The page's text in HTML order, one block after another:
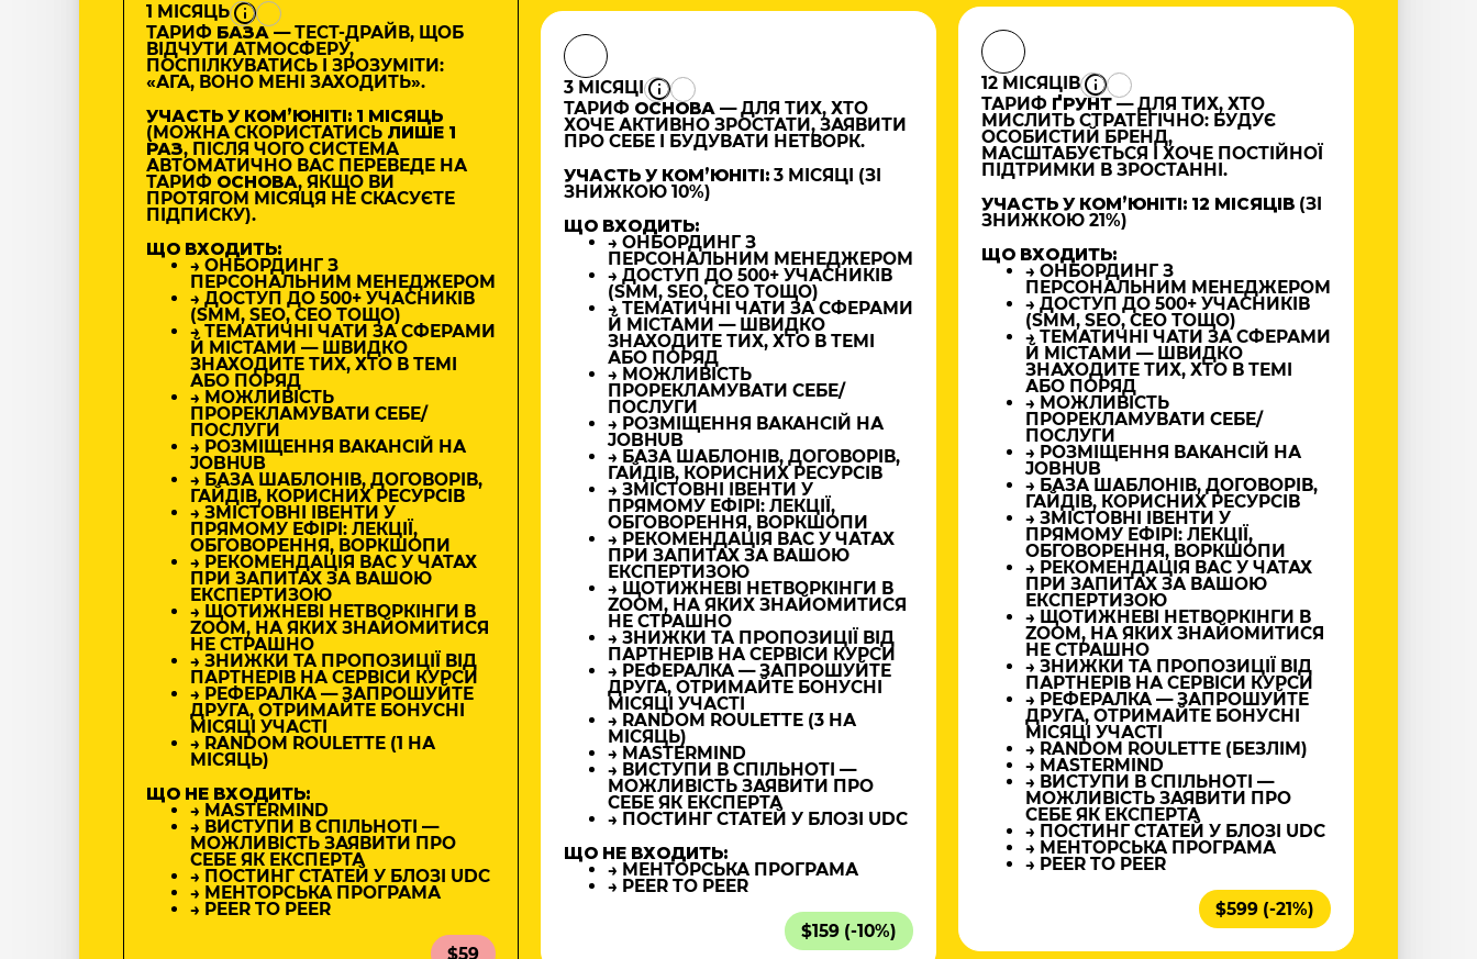
1 МІСЯЦЬ
ТАРИФ БАЗА— ТЕСТ-ДРАЙВ, ЩОБ
ВІДЧУТИ АТМОСФЕРУ,
ПОСПІЛКУВАТИСЬ І ЗРОЗУМІТИ:
«АГА, ВОНО МЕНІ ЗАХОДИТЬ».
УЧАСТЬ У КОМʼЮНІТІ: 1 МІСЯЦЬ
(МОЖНА СКОРИСТАТИСЬ ЛИШЕ 1
РАЗ, ПІСЛЯ ЧОГО СИСТЕМА
АВТОМАТИЧНО ВАС ПЕРЕВЕДЕ НА
ТАРИФ ОСНОВА, ЯКЩО ВИ
ПРОТЯГОМ МІСЯЦЯ НЕ СКАСУЄТЕ
ПІДПИСКУ).
ЩО ВХОДИТЬ:
→ ОНБОРДИНГ З
ПЕРСОНАЛЬНИМ МЕНЕДЖЕРОМ
→ ДОСТУП ДО 500+ УЧАСНИКІВ
(SMM, SEO, CEO ТОЩО)
→ ТЕМАТИЧНІ ЧАТИ ЗА СФЕРАМИ
Й МІСТАМИ — ШВИДКО
ЗНАХОДИТЕ ТИХ, ХТО В ТЕМІ
АБО ПОРЯД
→ МОЖЛИВІСТЬ
ПРОРЕКЛАМУВАТИ СЕБЕ/
ПОСЛУГИ
→ РОЗМІЩЕННЯ ВАКАНСІЙ НА
JOBHUB
→ БАЗА ШАБЛОНІВ, ДОГОВОРІВ,
ГАЙДІВ, КОРИСНИХ РЕСУРСІВ
→ ЗМІСТОВНІ ІВЕНТИ У
ПРЯМОМУ ЕФІРІ: ЛЕКЦІЇ,
ОБГОВОРЕННЯ, ВОРКШОПИ
→ РЕКОМЕНДАЦІЯ ВАС У ЧАТАХ
ПРИ ЗАПИТАХ ЗА ВАШОЮ
ЕКСПЕРТИЗОЮ
→ ЩОТИЖНЕВІ НЕТВОРКІНГИ В
ZOOM, НА ЯКИХ ЗНАЙОМИТИСЯ
НЕ СТРАШНО
→ ЗНИЖКИ ТА ПРОПОЗИЦІЇ ВІД
ПАРТНЕРІВ НА СЕРВІСИ КУРСИ
→ РЕФЕРАЛКА — ЗАПРОШУЙТЕ
ДРУГА, ОТРИМАЙТЕ БОНУСНІ
МІСЯЦІ УЧАСТІ
→ RANDOM ROULETTE (1 НА
МІСЯЦЬ)
ЩО НЕ ВХОДИТЬ:
→ MASTERMIND
→ ВИСТУПИ В СПІЛЬНОТІ —
МОЖЛИВІСТЬ ЗАЯВИТИ ПРО
СЕБЕ ЯК ЕКСПЕРТА
→ ПОСТИНГ СТАТЕЙ У БЛОЗІ UDC
→ МЕНТОРСЬКА ПРОГРАМА
→ PEER TO PEER
$59
3 МІСЯЦІ
ТАРИФ ОСНОВА — ДЛЯ ТИХ, ХТО
ХОЧЕ АКТИВНО ЗРОСТАТИ, ЗАЯВИТИ
ПРО СЕБЕ І БУДУВАТИ НЕТВОРК.
УЧАСТЬ У КОМʼЮНІТІ: 3 МІСЯЦІ (ЗІ
ЗНИЖКОЮ 10%)
ЩО ВХОДИТЬ:
→ ОНБОРДИНГ З
ПЕРСОНАЛЬНИМ МЕНЕДЖЕРОМ
→ ДОСТУП ДО 500+ УЧАСНИКІВ
(SMM, SEO, CEO ТОЩО)
→ ТЕМАТИЧНІ ЧАТИ ЗА СФЕРАМИ
Й МІСТАМИ — ШВИДКО
ЗНАХОДИТЕ ТИХ, ХТО В ТЕМІ
АБО ПОРЯД
→ МОЖЛИВІСТЬ
ПРОРЕКЛАМУВАТИ СЕБЕ/
ПОСЛУГИ
→ РОЗМІЩЕННЯ ВАКАНСІЙ НА
JOBHUB
→ БАЗА ШАБЛОНІВ, ДОГОВОРІВ,
ГАЙДІВ, КОРИСНИХ РЕСУРСІВ
→ ЗМІСТОВНІ ІВЕНТИ У
ПРЯМОМУ ЕФІРІ: ЛЕКЦІЇ,
ОБГОВОРЕННЯ, ВОРКШОПИ
→ РЕКОМЕНДАЦІЯ ВАС У ЧАТАХ
ПРИ ЗАПИТАХ ЗА ВАШОЮ
ЕКСПЕРТИЗОЮ
→ ЩОТИЖНЕВІ НЕТВОРКІНГИ В
ZOOM, НА ЯКИХ ЗНАЙОМИТИСЯ
НЕ СТРАШНО
→ ЗНИЖКИ ТА ПРОПОЗИЦІЇ ВІД
ПАРТНЕРІВ НА СЕРВІСИ КУРСИ
→ РЕФЕРАЛКА — ЗАПРОШУЙТЕ
ДРУГА, ОТРИМАЙТЕ БОНУСНІ
МІСЯЦІ УЧАСТІ
→ RANDOM ROULETTE (3 НА
МІСЯЦЬ)
→ MASTERMIND
→ ВИСТУПИ В СПІЛЬНОТІ —
МОЖЛИВІСТЬ ЗАЯВИТИ ПРО
СЕБЕ ЯК ЕКСПЕРТА
→ ПОСТИНГ СТАТЕЙ У БЛОЗІ UDC
ЩО НЕ ВХОДИТЬ:
→ МЕНТОРСЬКА ПРОГРАМА
→ PEER TO PEER
$159 (-10%)
12 МІСЯЦІВ
ТАРИФ ҐРУНТ— ДЛЯ ТИХ, ХТО
МИСЛИТЬ СТРАТЕГІЧНО: БУДУЄ
ОСОБИСТИЙ БРЕНД,
МАСШТАБУЄТЬСЯ І ХОЧЕ ПОСТІЙНОЇ
ПІДТРИМКИ В ЗРОСТАННІ.
УЧАСТЬ У КОМʼЮНІТІ: 12 МІСЯЦІВ (ЗІ
ЗНИЖКОЮ 21%)
ЩО ВХОДИТЬ:
→ ОНБОРДИНГ З
ПЕРСОНАЛЬНИМ МЕНЕДЖЕРОМ
→ ДОСТУП ДО 500+ УЧАСНИКІВ
(SMM, SEO, CEO ТОЩО)
→ ТЕМАТИЧНІ ЧАТИ ЗА СФЕРАМИ
Й МІСТАМИ — ШВИДКО
ЗНАХОДИТЕ ТИХ, ХТО В ТЕМІ
АБО ПОРЯД
→ МОЖЛИВІСТЬ
ПРОРЕКЛАМУВАТИ СЕБЕ/
ПОСЛУГИ
→ РОЗМІЩЕННЯ ВАКАНСІЙ НА
JOBHUB
→ БАЗА ШАБЛОНІВ, ДОГОВОРІВ,
ГАЙДІВ, КОРИСНИХ РЕСУРСІВ
→ ЗМІСТОВНІ ІВЕНТИ У
ПРЯМОМУ ЕФІРІ: ЛЕКЦІЇ,
ОБГОВОРЕННЯ, ВОРКШОПИ
→ РЕКОМЕНДАЦІЯ ВАС У ЧАТАХ
ПРИ ЗАПИТАХ ЗА ВАШОЮ
ЕКСПЕРТИЗОЮ
→ ЩОТИЖНЕВІ НЕТВОРКІНГИ В
ZOOM, НА ЯКИХ ЗНАЙОМИТИСЯ
НЕ СТРАШНО
→ ЗНИЖКИ ТА ПРОПОЗИЦІЇ ВІД
ПАРТНЕРІВ НА СЕРВІСИ КУРСИ
→ РЕФЕРАЛКА — ЗАПРОШУЙТЕ
ДРУГА, ОТРИМАЙТЕ БОНУСНІ
МІСЯЦІ УЧАСТІ
→ RANDOM ROULETTE (БЕЗЛІМ)
→ MASTERMIND
→ ВИСТУПИ В СПІЛЬНОТІ —
МОЖЛИВІСТЬ ЗАЯВИТИ ПРО
СЕБЕ ЯК ЕКСПЕРТА
→ ПОСТИНГ СТАТЕЙ У БЛОЗІ UDC
→ МЕНТОРСЬКА ПРОГРАМА
→ PEER TO PEER
$599 (-21%)